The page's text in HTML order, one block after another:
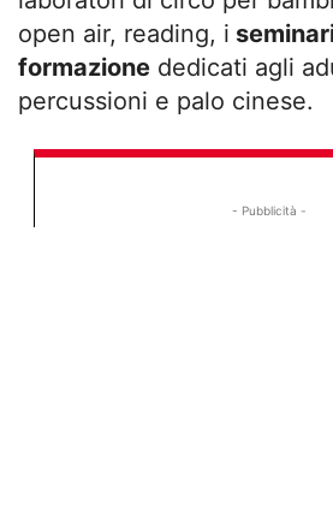
open air, reading, i
formazione dedicati agli
percussioni e palo cinese.
- Pubblicità -